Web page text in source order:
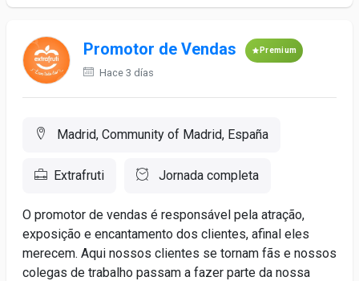
Promotor de Vendas Premium
Hace 3 días
Madrid, Community of Madrid, España
Extrafruti Jornada completa
O promotor de vendas é responsável pela atração,
exposição e encantamento dos clientes, afinal eles
merecem. Aqui nossos clientes se tornam fãs e nossos
colegas de trabalho passam a fazer parte da nossa